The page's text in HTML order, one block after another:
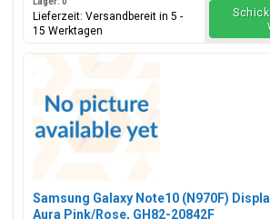
Lieferzeit: Versandbereit in 5 -
15 Werktagen
Samsung Galaxy Note10 (N970F)
Aura Pink/Rose, GH82-20842F